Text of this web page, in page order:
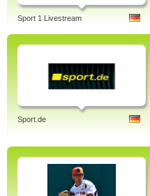
Sport 1 Livestream
Sport.de